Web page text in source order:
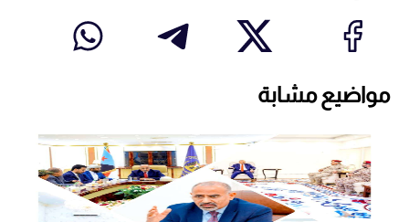
مواضيع مشابة